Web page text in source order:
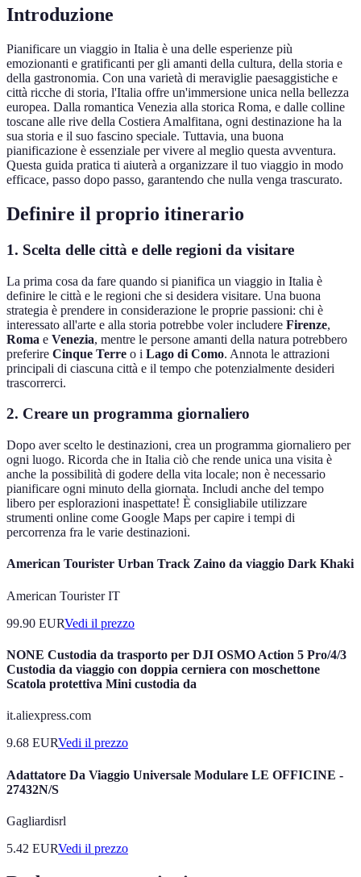
Introduzione
Pianificare un viaggio in Italia è una delle esperienze più
emozionanti e gratificanti per gli amanti della cultura, della storia e
della gastronomia. Con una varietà di meraviglie paesaggistiche e
città ricche di storia, l'Italia offre un'immersione unica nella bellezza
europea. Dalla romantica Venezia alla storica Roma, e dalle colline
toscane alle rive della Costiera Amalfitana, ogni destinazione ha la
sua storia e il suo fascino speciale. Tuttavia, una buona
pianificazione è essenziale per vivere al meglio questa avventura.
Questa guida pratica ti aiuterà a organizzare il tuo viaggio in modo
efficace, passo dopo passo, garantendo che nulla venga trascurato.
Definire il proprio itinerario
1. Scelta delle città e delle regioni da visitare
La prima cosa da fare quando si pianifica un viaggio in Italia è
definire le città e le regioni che si desidera visitare. Una buona
strategia è prendere in considerazione le proprie passioni: chi è
interessato all'arte e alla storia potrebbe voler includere Firenze,
Roma e Venezia, mentre le persone amanti della natura potrebbero
preferire Cinque Terre o i Lago di Como. Annota le attrazioni
principali di ciascuna città e il tempo che potenzialmente desideri
trascorrerci.
2. Creare un programma giornaliero
Dopo aver scelto le destinazioni, crea un programma giornaliero per
ogni luogo. Ricorda che in Italia ciò che rende unica una visita è
anche la possibilità di godere della vita locale; non è necessario
pianificare ogni minuto della giornata. Includi anche del tempo
libero per esplorazioni inaspettate! È consigliabile utilizzare
strumenti online come Google Maps per capire i tempi di
percorrenza fra le varie destinazioni.
American Tourister Urban Track Zaino da viaggio Dark Khaki
American Tourister IT
99.90 EURVedi il prezzo
NONE Custodia da trasporto per DJI OSMO Action 5 Pro/4/3
Custodia da viaggio con doppia cerniera con moschettone
Scatola protettiva Mini custodia da
it.aliexpress.com
9.68 EURVedi il prezzo
Adattatore Da Viaggio Universale Modulare LE OFFICINE -
27432N/S
Gagliardisrl
5.42 EURVedi il prezzo